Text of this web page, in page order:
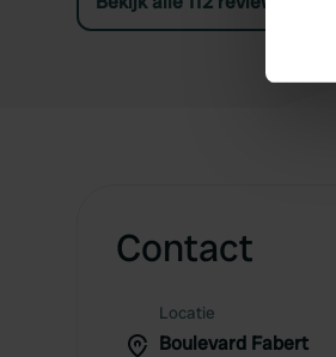
Contact
Locatie
Boulevard Fabert